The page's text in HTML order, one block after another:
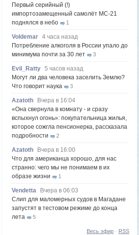
Первый серийный (!)
импортозамещенный самолёт МС-21
поднялся в небо
1
Voldemar 4 часа назад
Потребление алкоголя в России упало до
минимума почти за 30 лет
3
Evil_Ratty 5 часов назад
Могут ли два человека заселить Землю?
Что говорит наука
3
Azatoth
Вчера в 16:04
«Она свернула в комнату - и сразу
вспыхнул огонь»: покупательница жилья,
которое сожгла пенсионерка, рассказала
подробности
2
Azatoth
Вчера в 16:00
Что для американца хорошо, для нас
странно: чего мы не понимаем в их
образе жизни
1
Vendetta
Вчера в 06:03
Слип для маломерных судов в Магадане
запустят в тестовом режиме до конца
лета
5
5 августа 2026, 20:09Весь эфир · RSS